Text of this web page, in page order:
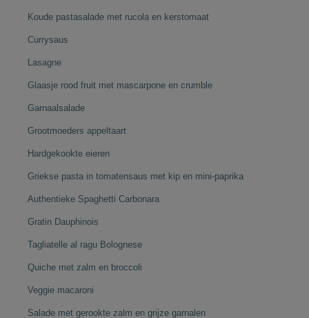
Koude pastasalade met rucola en kerstomaat
Currysaus
Lasagne
Glaasje rood fruit met mascarpone en crumble
Garnaalsalade
Grootmoeders appeltaart
Hardgekookte eieren
Griekse pasta in tomatensaus met kip en mini-paprika
Authentieke Spaghetti Carbonara
Gratin Dauphinois
Tagliatelle al ragu Bolognese
Quiche met zalm en broccoli
Veggie macaroni
Salade met gerookte zalm en grijze garnalen